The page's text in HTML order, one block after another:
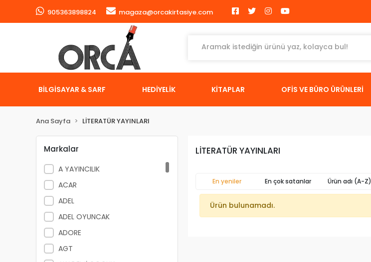
905363898824 magaza@orcakirtasiye.com
BİLGİSAYAR & SARF HEDİYELİK KİTAPLAR OFİS VE BÜRO ÜRÜNLERİ
Ana Sayfa LİTERATÜR YAYINLARI
Markalar
A YAYINCILIK
ACAR
ADEL
ADEL OYUNCAK
ADORE
AGT
LİTERATÜR YAYINLARI
En yeniler En çok satanlar Ürün adı (A-Z)
Ürün bulunamadı.